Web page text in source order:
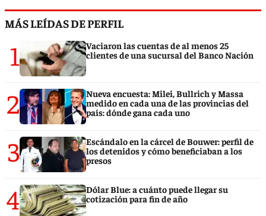
MÁS LEÍDAS DE PERFIL
1
Vaciaron las cuentas de al menos 25
clientes de una sucursal del Banco Nación
2
Nueva encuesta: Milei, Bullrich y Massa
medido en cada una de las provincias del
país: dónde gana cada uno
3
Escándalo en la cárcel de Bouwer: perfil de
los detenidos y cómo beneficiaban a los
presos
4
Dólar Blue: a cuánto puede llegar su
cotización para fin de año